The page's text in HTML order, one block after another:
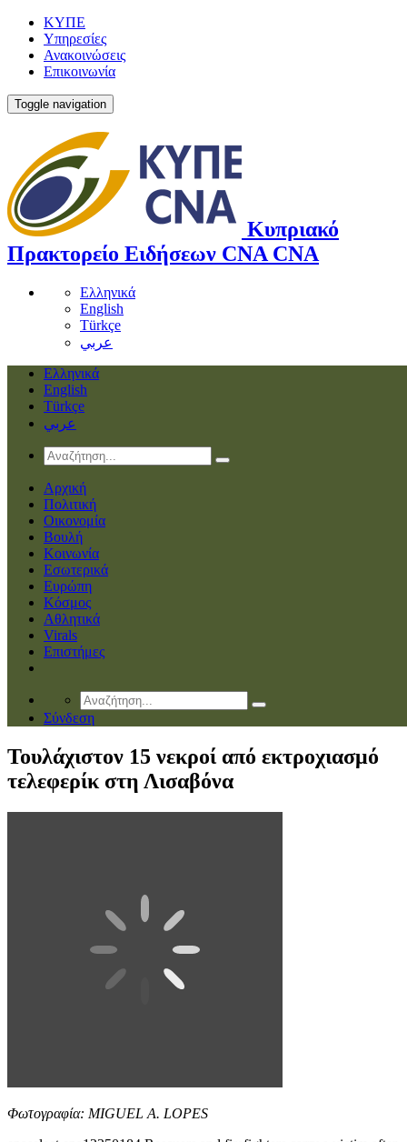
ΚΥΠΕ
Υπηρεσίες
Ανακοινώσεις
Επικοινωνία
Toggle navigation
Κυπριακό
Πρακτορείο Ειδήσεων CNA CNA
Ελληνικά
English
Türkçe
عربي
Ελληνικά
English
Türkçe
عربي
Αρχική
Πολιτική
Οικονομία
Βουλή
Κοινωνία
Εσωτερικά
Ευρώπη
Κόσμος
Αθλητικά
Virals
Επιστήμες
Σύνδεση
Toυλάχιστον 15 νεκροί από εκτροχιασμό
τελεφερίκ στη Λισαβόνα
Φωτογραφία: MIGUEL A. LOPES